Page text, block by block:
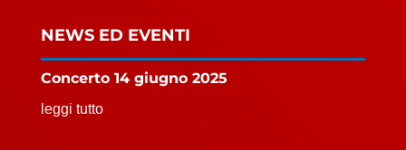
NEWS ED EVENTI
Concerto 14 giugno 2025
leggi tutto